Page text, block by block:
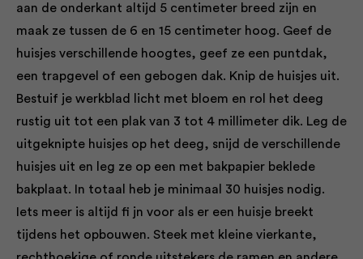
aan de onderkant altijd 5 centimeter breed zijn en
maak ze tussen de 6 en 15 centimeter hoog. Geef de
huisjes verschillende hoogtes, geef ze een puntdak,
een trapgevel of een gebogen dak. Knip de huisjes uit.
Bestuif je werkblad licht met bloem en rol het deeg
rustig uit tot een plak van 3 tot 4 millimeter dik. Leg de
uitgeknipte huisjes op het deeg, snijd de verschillende
huisjes uit en leg ze op een met bakpapier beklede
bakplaat. In totaal heb je minimaal 30 huisjes nodig.
Iets meer is altijd fi jn voor als er een huisje breekt
tijdens het opbouwen. Steek met kleine vierkante,